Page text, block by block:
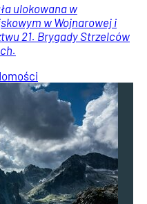
ulokowana w
w Wojnarowej i
21. Brygady Strzelców